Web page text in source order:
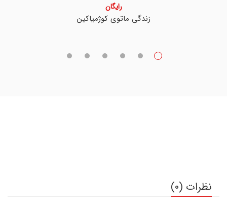
زندگی ماتوی کوژمیاکین
رایگان
نظرات (0)